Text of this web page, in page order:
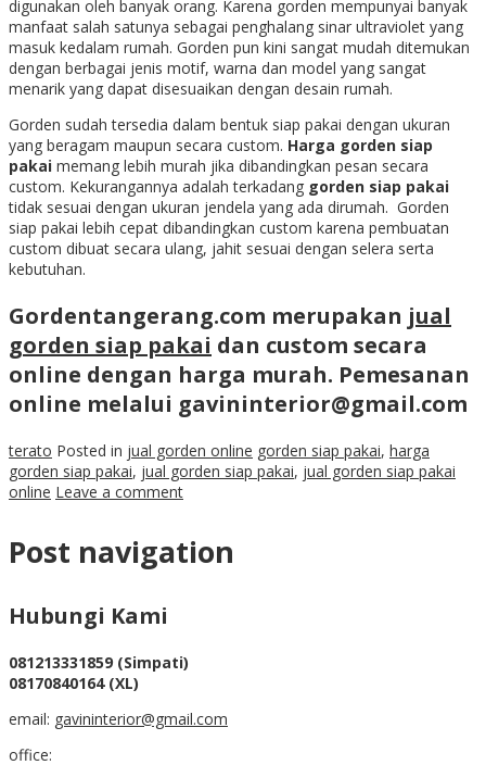
digunakan oleh banyak orang. Karena gorden mempunyai banyak
manfaat salah satunya sebagai penghalang sinar ultraviolet yang
masuk kedalam rumah. Gorden pun kini sangat mudah ditemukan
dengan berbagai jenis motif, warna dan model yang sangat
menarik yang dapat disesuaikan dengan desain rumah.
Gorden sudah tersedia dalam bentuk siap pakai dengan ukuran
yang beragam maupun secara custom. Harga gorden siap
pakai memang lebih murah jika dibandingkan pesan secara
custom. Kekurangannya adalah terkadang gorden siap pakai
tidak sesuai dengan ukuran jendela yang ada dirumah. Gorden
siap pakai lebih cepat dibandingkan custom karena pembuatan
custom dibuat secara ulang, jahit sesuai dengan selera serta
kebutuhan.
Gordentangerang.com merupakan jual
gorden siap pakai dan custom secara
online dengan harga murah. Pemesanan
online melalui gavininterior@gmail.com
terato Posted in jual gorden online gorden siap pakai, harga
gorden siap pakai, jual gorden siap pakai, jual gorden siap pakai
online Leave a comment
Post navigation
Hubungi Kami
081213331859 (Simpati)
08170840164 (XL)
email: gavininterior@gmail.com
office: